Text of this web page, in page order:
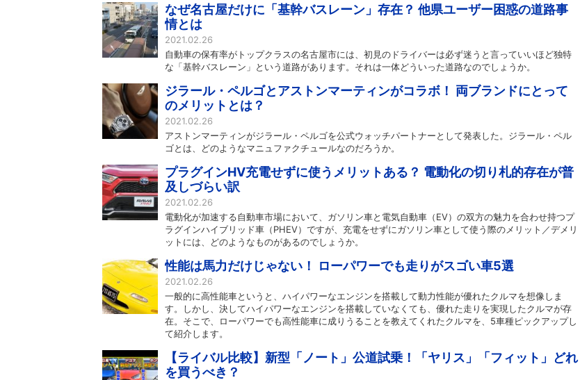
なぜ名古屋だけに「基幹バスレーン」存在？ 他県ユーザー困惑の道路事
情とは
2021.02.26
自動車の保有率がトップクラスの名古屋市には、初見のドライバーは必ず迷うと言っていいほど独特
な「基幹バスレーン」という道路があります。それは一体どういった道路なのでしょうか。
ジラール・ペルゴとアストンマーティンがコラボ！ 両ブランドにとって
のメリットとは？
2021.02.26
アストンマーティンがジラール・ペルゴを公式ウォッチパートナーとして発表した。ジラール・ペル
ゴとは、どのようなマニュファクチュールなのだろうか。
プラグインHV充電せずに使うメリットある？ 電動化の切り札的存在が普
及しづらい訳
2021.02.26
電動化が加速する自動車市場において、ガソリン車と電気自動車（EV）の双方の魅力を合わせ持つプ
ラグインハイブリッド車（PHEV）ですが、充電をせずにガソリン車として使う際のメリット／デメリ
ットには、どのようなものがあるのでしょうか。
性能は馬力だけじゃない！ ローパワーでも走りがスゴい車5選
2021.02.26
一般的に高性能車というと、ハイパワーなエンジンを搭載して動力性能が優れたクルマを想像しま
す。しかし、決してハイパワーなエンジンを搭載していなくても、優れた走りを実現したクルマが存
在。そこで、ローパワーでも高性能車に成りうることを教えてくれたクルマを、5車種ピックアップし
て紹介します。
【ライバル比較】新型「ノート」公道試乗！「ヤリス」「フィット」どれ
を買うべき？